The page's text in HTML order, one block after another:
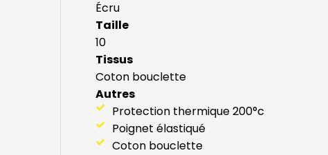
Écru
Taille
10
Tissus
Coton bouclette
Autres
Protection thermique 200°c
Poignet élastiqué
Coton bouclette